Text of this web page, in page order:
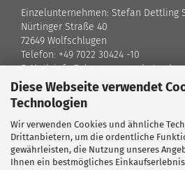
Diese Webseite verwendet
Technologien
Wir verwenden Cookies und ähnliche
Drittanbietern, um die ordentliche
gewährleisten, die Nutzung unseres
Ihnen ein bestmögliches
Einzelunternehmen: Stefan Dettling
Nürtinger Straße 40
72649 Wolfschlugen
Telefon: +49 7022 30424 -10
E-Mail: info@der-sonnenschutz-
Kontaktformular
Standort
Ansprechpartner